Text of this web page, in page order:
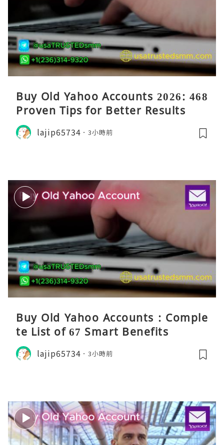
Buy Old Yahoo Accounts 2026: 468
Proven Tips for Better Results
lajip65734 3小時前
Buy Old Yahoo Accounts : Comple
te List of 67 Smart Benefits
lajip65734 3小時前